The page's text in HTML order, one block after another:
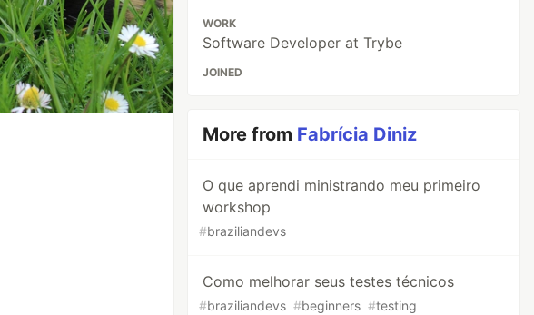
WORK
Software Developer at Trybe
JOINED
More from Fabrícia Diniz
O que aprendi ministrando meu primeiro
workshop
#braziliandevs
Como melhorar seus testes técnicos
#braziliandevs #beginners #testing